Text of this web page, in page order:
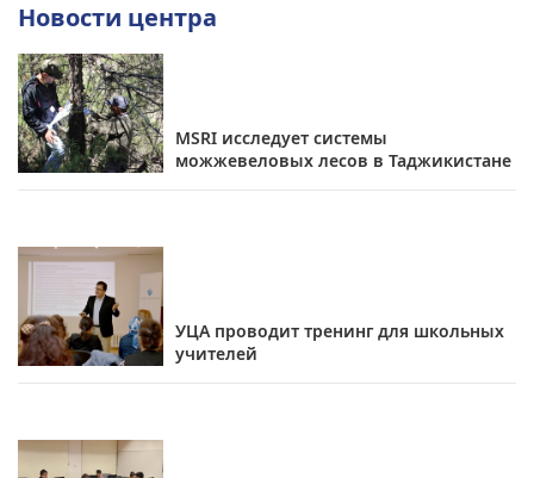
Новости центра
MSRI исследует системы
можжевеловых лесов в Таджикистане
УЦА проводит тренинг для школьных
учителей